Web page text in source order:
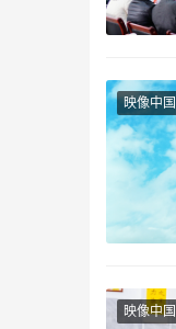
映像中国
映像中国